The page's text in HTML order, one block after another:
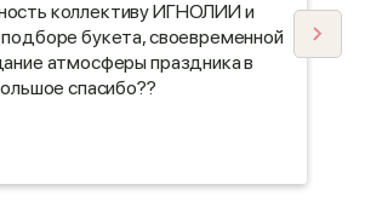
коллективу ИГНОЛИИ и
букета, своевременной
атмосферы праздника в
спасибо??